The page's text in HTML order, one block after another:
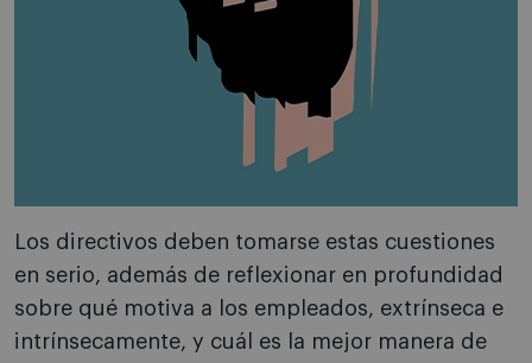
Los directivos deben tomarse estas cuestiones
en serio, además de reflexionar en profundidad
sobre qué motiva a los empleados, extrínseca e
intrínsecamente, y cuál es la mejor manera de